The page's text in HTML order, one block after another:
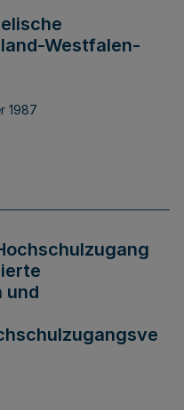
Westfalen-
1987
und